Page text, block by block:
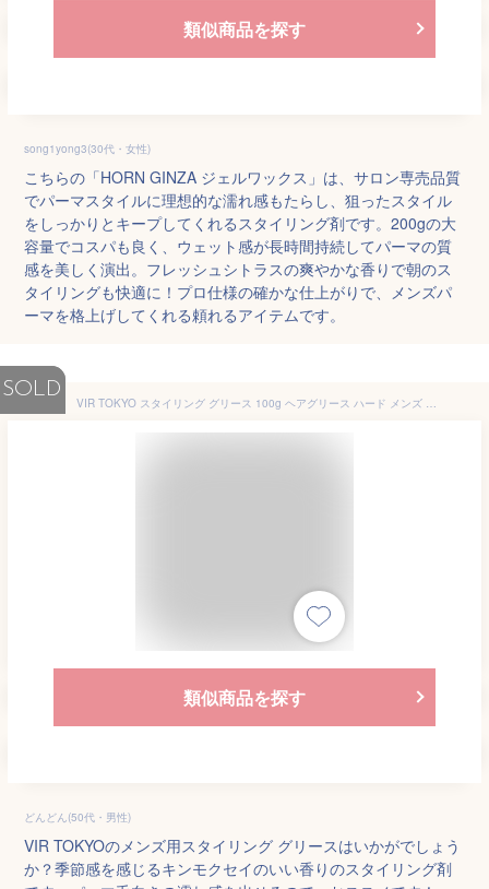
類似商品を探す
song1yong3(30代・女性)
こちらの「HORN GINZA ジェルワックス」は、サロン専売品質
でパーマスタイルに理想的な濡れ感もたらし、狙ったスタイル
をしっかりとキープしてくれるスタイリング剤です。200gの大
容量でコスパも良く、ウェット感が長時間持続してパーマの質
感を美しく演出。フレッシュシトラスの爽やかな香りで朝のス
タイリングも快適に！プロ仕様の確かな仕上がりで、メンズパ
ーマを格上げしてくれる頼れるアイテムです。
SOLD
VIR TOKYO スタイリング グリース 100g ヘアグリース ハード メンズ 金木犀の香り 水性 ポマード パーマ くせ毛 ストレート 濡れ髪 ツヤ ウェット
類似商品を探す
どんどん(50代・男性)
VIR TOKYOのメンズ用スタイリング グリースはいかがでしょう
か？季節感を感じるキンモクセイのいい香りのスタイリング剤